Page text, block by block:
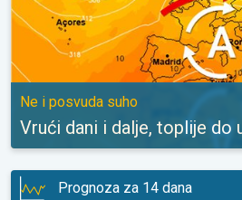
Ne i posvuda suho
Vrući dani i dalje, toplije do
Prognoza za 14 dana